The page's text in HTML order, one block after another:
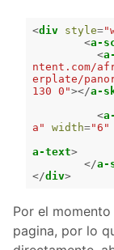
<div style=
<a-
<
ntent.com/
erplate/
130 0"></a-
<
a"
width="6"
a-text>
</a-
</div>
Por el
pagina, por lo